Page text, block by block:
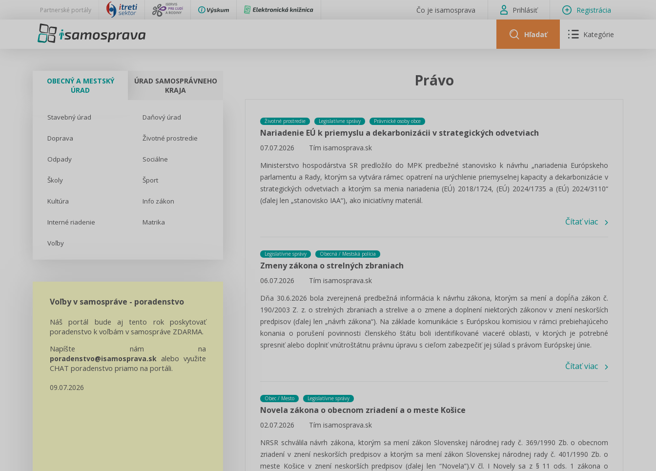
Partnerské portály Čo je isamosprava Prihlásiť Registrácia
Hľadať Kategórie
OBECNÝ A MESTSKÝ
ÚRAD
ÚRAD SAMOSPRÁVNEHO
KRAJA
Stavebný úrad Daňový úrad
Doprava Životné prostredie
Odpady Sociálne
Školy Šport
Kultúra Info zákon
Interné riadenie Matrika
Voľby
Voľby v samospráve - poradenstvo
Náš portál bude aj tento rok poskytovať
poradenstvo k voľbám v samospráve ZDARMA.
Napíšte nám na
poradenstvo@isamosprava.sk alebo využite
CHAT poradenstvo priamo na portáli.
09.07.2026
Právo
Životné prostredie Legislatívne správy Právnické osoby obce
Nariadenie EÚ k priemyslu a dekarbonizácii v strategických odvetviach
07.07.2026
Tím isamosprava.sk
Ministerstvo hospodárstva SR predložilo do MPK predbežné stanovisko k návrhu „nariadenia Európskeho
parlamentu a Rady, ktorým sa vytvára rámec opatrení na urýchlenie priemyselnej kapacity a dekarbonizácie v
strategických odvetviach a ktorým sa menia nariadenia (EÚ) 2018/1724, (EÚ) 2024/1735 a (EÚ) 2024/3110“
(ďalej len „stanovisko IAA“), ako iniciatívny materiál.
Čítať viac
Legislatívne správy Obecná / Mestská polícia
Zmeny zákona o strelných zbraniach
06.07.2026
Tím isamosprava.sk
Dňa 30.6.2026 bola zverejnená predbežná informácia k návrhu zákona, ktorým sa mení a dopĺňa zákon č.
190/2003 Z. z. o strelných zbraniach a strelive a o zmene a doplnení niektorých zákonov v znení neskorších
predpisov (ďalej len „návrh zákona“). Na základe komunikácie s Európskou komisiou v rámci prebiehajúceho
konania o porušení povinnosti členského štátu boli identifikované viaceré oblasti, v ktorých je potrebné
spresniť alebo doplniť vnútroštátnu právnu úpravu s cieľom zabezpečiť jej súlad s právom Európskej únie.
Čítať viac
Obec / Mesto Legislatívne správy
Novela zákona o obecnom zriadení a o meste Košice
02.07.2026
Tím isamosprava.sk
NRSR schválila návrh zákona, ktorým sa mení zákon Slovenskej národnej rady č. 369/1990 Zb. o obecnom
zriadení v znení neskorších predpisov a ktorým sa mení zákon Slovenskej národnej rady č. 401/1990 Zb. o
meste Košice v znení neskorších predpisov (ďalej len “Novela”).V čl. I Novely sa z § 11 ods. 1 zákona o